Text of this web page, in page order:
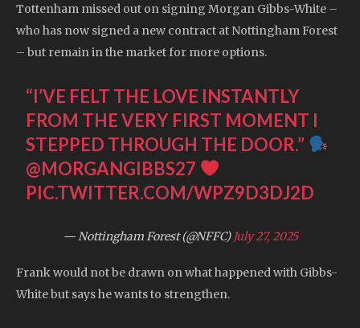
Tottenham missed out on signing Morgan Gibbs-White –
who has now signed a new contract at Nottingham Forest
– but remain in the market for more options.
“I’VE FELT THE LOVE INSTANTLY
FROM THE VERY FIRST MOMENT I
STEPPED THROUGH THE DOOR.”
@MORGANGIBBS27
PIC.TWITTER.COM/WPZ9D3DJ2D
— Nottingham Forest (@NFFC) July 27, 2025
Frank would not be drawn on what happened with Gibbs-
White but says he wants to strengthen.